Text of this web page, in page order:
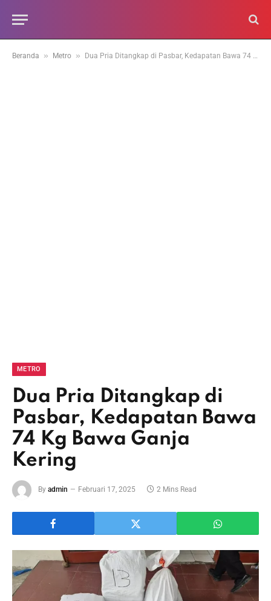
Beranda » Metro » Dua Pria Ditangkap di Pasbar, Kedapatan Bawa 74 Kg Bawa Ganja Kering
METRO
Dua Pria Ditangkap di
Pasbar, Kedapatan Bawa
74 Kg Bawa Ganja
Kering
By admin Februari 17, 2025 2 Mins Read